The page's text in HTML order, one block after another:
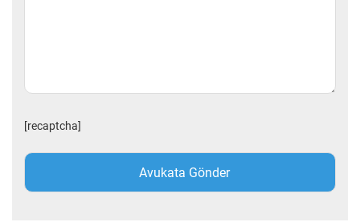
[recaptcha]